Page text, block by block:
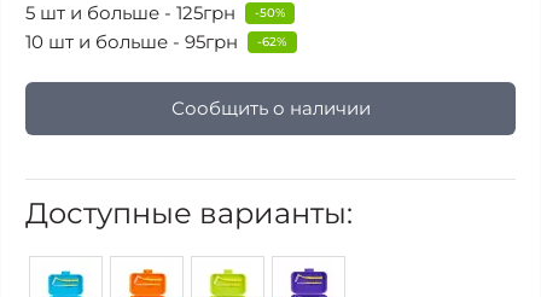
5 шт и больше - 125грн -50%
10 шт и больше - 95грн -62%
Сообщить о наличии
Доступные варианты: